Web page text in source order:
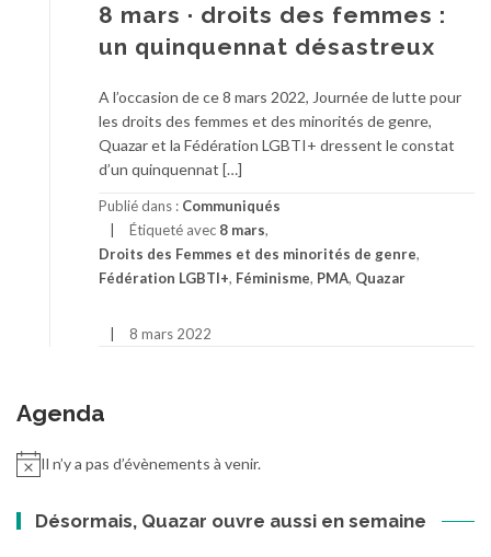
8 mars · droits des femmes :
un quinquennat désastreux
A l’occasion de ce 8 mars 2022, Journée de lutte pour
les droits des femmes et des minorités de genre,
Quazar et la Fédération LGBTI+ dressent le constat
d’un quinquennat […]
Publié dans : Communiqués
Étiqueté avec 8 mars,
Droits des Femmes et des minorités de genre,
Fédération LGBTI+, Féminisme, PMA, Quazar
8 mars 2022
Agenda
Il n’y a pas d’évènements à venir.
Désormais, Quazar ouvre aussi en semaine